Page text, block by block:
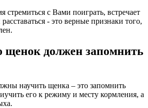
стремиться с Вами поиграть, встречает
- это верные признаки того,
щенок должен запомнить
научить щенка – это запомнить
его к режиму и месту кормления, а